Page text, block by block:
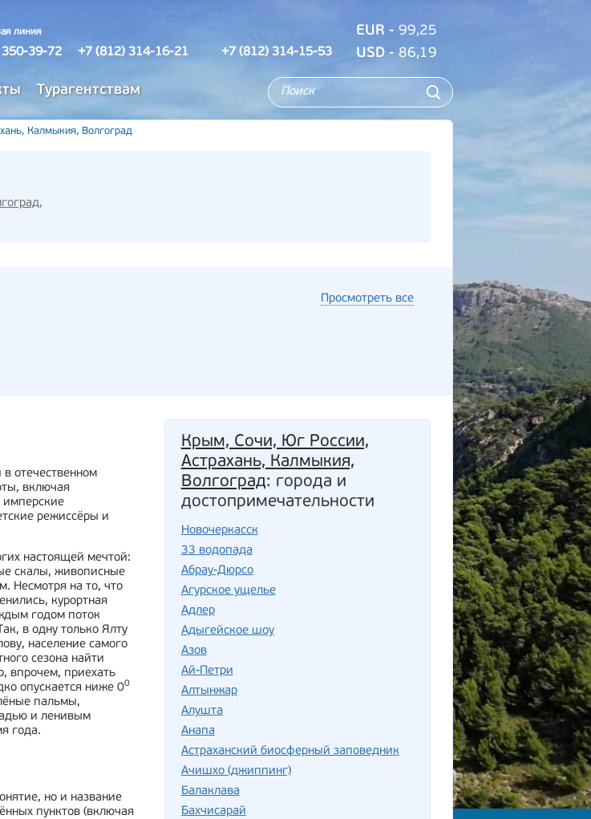
линия
39-72 +7 (812) 314-16-21 +7 (812) 314-15-53
EUR - 99,25
USD - 86,19
Турагентствам
Калмыкия, Волгоград
,
Просмотреть все
отечественном
включая
режиссёры и
настоящей мечтой:
скалы, живописные
Несмотря на то, что
курортная
годом поток
в одну только Ялту
население самого
сезона найти
впрочем, приехать
опускается ниже 00
пальмы,
и ленивым
года.
но и название
пунктов (включая
Крым, Сочи, Юг России,
Астрахань, Калмыкия,
Волгоград: города и
достопримечательности
Новочеркасск
33 водопада
Абрау-Дюрсо
Агурское ущелье
Адлер
Адыгейское шоу
Азов
Ай-Петри
Алтынжар
Алушта
Анапа
Астраханский биосферный заповедник
Ачишхо (джиппинг)
Балаклава
Бахчисарай